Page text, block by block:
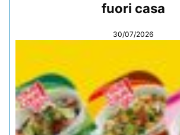
fuori casa
30/07/2026